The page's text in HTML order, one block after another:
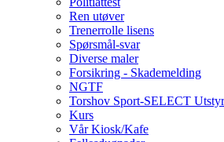
Ren utøver
Trenerrolle lisens
Spørsmål-svar
Diverse maler
Forsikring - Skademelding
NGTF
Torshov Sport-SELECT Utstyr
Kurs
Vår Kiosk/Kafe